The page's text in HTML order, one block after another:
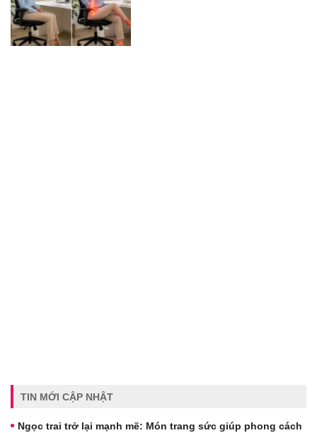
TIN MỚI CẬP NHẬT
Ngọc trai trở lại mạnh mẽ: Món trang sức giúp phong cách